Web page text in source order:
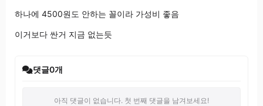
하나에 4500원도 안하는 꼴이라 가성비 좋음
이거보다 싼거 지금 없는듯
댓글0개
아직 댓글이 없습니다. 첫 번째 댓글을 남겨보세요!